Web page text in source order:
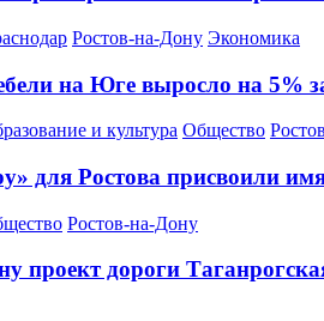
Ростов-на-Дону Экономика
на Юге выросло на 5%
и культура Общество
для Ростова присвоили
Ростов-на-Дону
проект дороги